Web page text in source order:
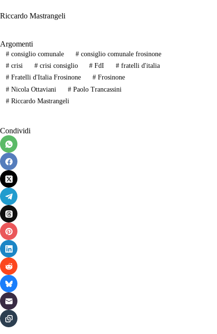
Riccardo Mastrangeli
Argomenti
#consiglio comunale #consiglio comunale frosinone
#crisi #crisi consiglio # FdI # fratelli d'italia
#Fratelli d'Italia Frosinone #Frosinone
#Nicola Ottaviani #Paolo Trancassini
#Riccardo Mastrangeli
Condividi